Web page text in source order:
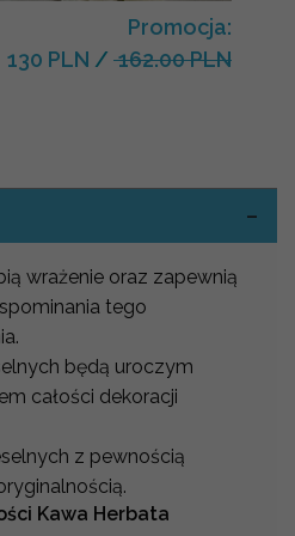
Promocja:
130 PLN / 162.00 PLN
wrażenie oraz zapewnią
tego
będą uroczym
całości dekoracji
z pewnością
Kawa Herbata